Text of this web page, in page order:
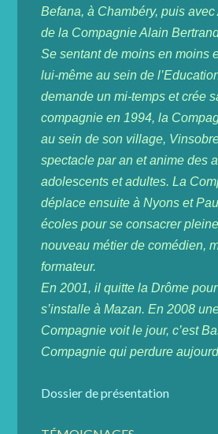
Befana, à Chambéry, puis
de la Compagnie Alain
Se sentant de moins en moins
lui-même au sein de
demande un mi-temps et crée
compagnie en 1994, la
au sein de son village,
spectacle par an et anime des
adolescents et adultes. La
déplace ensuite à Nyons et
écoles pour se consacrer
nouveau métier de comédien,
formateur.
En 2001, il quitte la Drôme
s’installe à Mazan. En 2008
Compagnie voit le jour, c’est
Compagnie qui perdure
Dossier de présentation